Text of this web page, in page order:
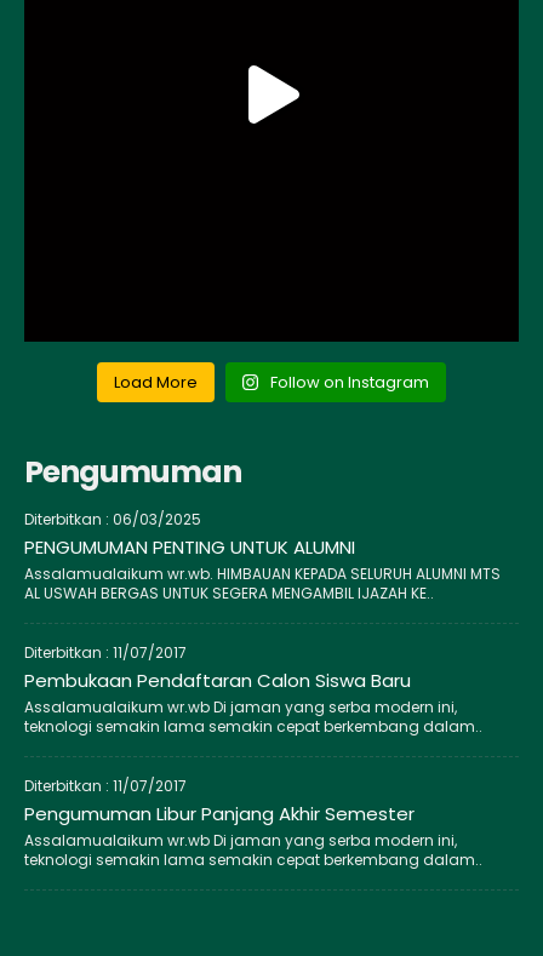
Load More Follow on Instagram
Pengumuman
Diterbitkan : 06/03/2025
PENGUMUMAN PENTING UNTUK ALUMNI
Assalamualaikum wr.wb. HIMBAUAN KEPADA SELURUH ALUMNI MTS
AL USWAH BERGAS UNTUK SEGERA MENGAMBIL IJAZAH KE..
Diterbitkan : 11/07/2017
Pembukaan Pendaftaran Calon Siswa Baru
Assalamualaikum wr.wb Di jaman yang serba modern ini,
teknologi semakin lama semakin cepat berkembang dalam..
Diterbitkan : 11/07/2017
Pengumuman Libur Panjang Akhir Semester
Assalamualaikum wr.wb Di jaman yang serba modern ini,
teknologi semakin lama semakin cepat berkembang dalam..